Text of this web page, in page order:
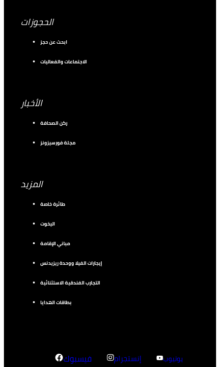
الحجوزات
ابحث عن حجز
الاجتماعات والفعاليات
الأخبار
ركن الصحافة
مجلة فورسيزونز
المزيد
طائرة خاصة
اليخوت
مباني الإقامة
إيجارات الفيلا ووحدة ريزيدنس
التجارب الفندقية الاستثنائية
بطاقات الهدايا
فيسبوك إنستجرام يوتيوب